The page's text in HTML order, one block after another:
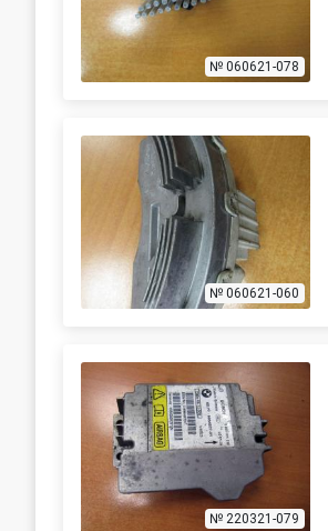
№ 060621-078
№ 060621-060
№ 220321-079